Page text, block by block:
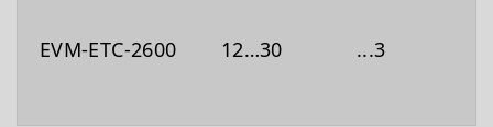
EVM-ETC-2600 12…30 ...3